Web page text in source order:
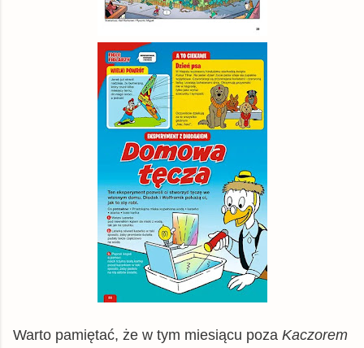
Warto pamiętać, że w tym miesiącu poza Kaczorem